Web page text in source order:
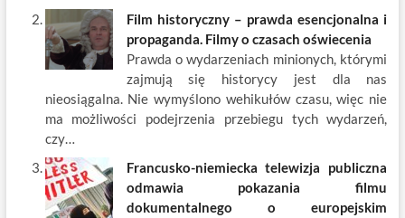
Film historyczny – prawda esencjonalna i
propaganda. Filmy o czasach oświecenia
Prawda o wydarzeniach minionych, którymi
zajmują się historycy jest dla nas
nieosiągalna. Nie wymyślono wehikułów czasu, więc nie
ma możliwości podejrzenia przebiegu tych wydarzeń,
czy…
Francusko-niemiecka telewizja publiczna
odmawia pokazania filmu
dokumentalnego o europejskim